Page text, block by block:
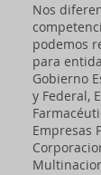
Nos
podemos
para
Gobierno
y Federal,
Empresas